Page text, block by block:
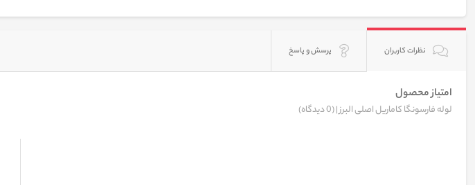
نظرات کاربران پرسش و پاسخ
امتیاز محصول
لوله فارسونگا کاماریل اصلی البرز |(0 دیدگاه)